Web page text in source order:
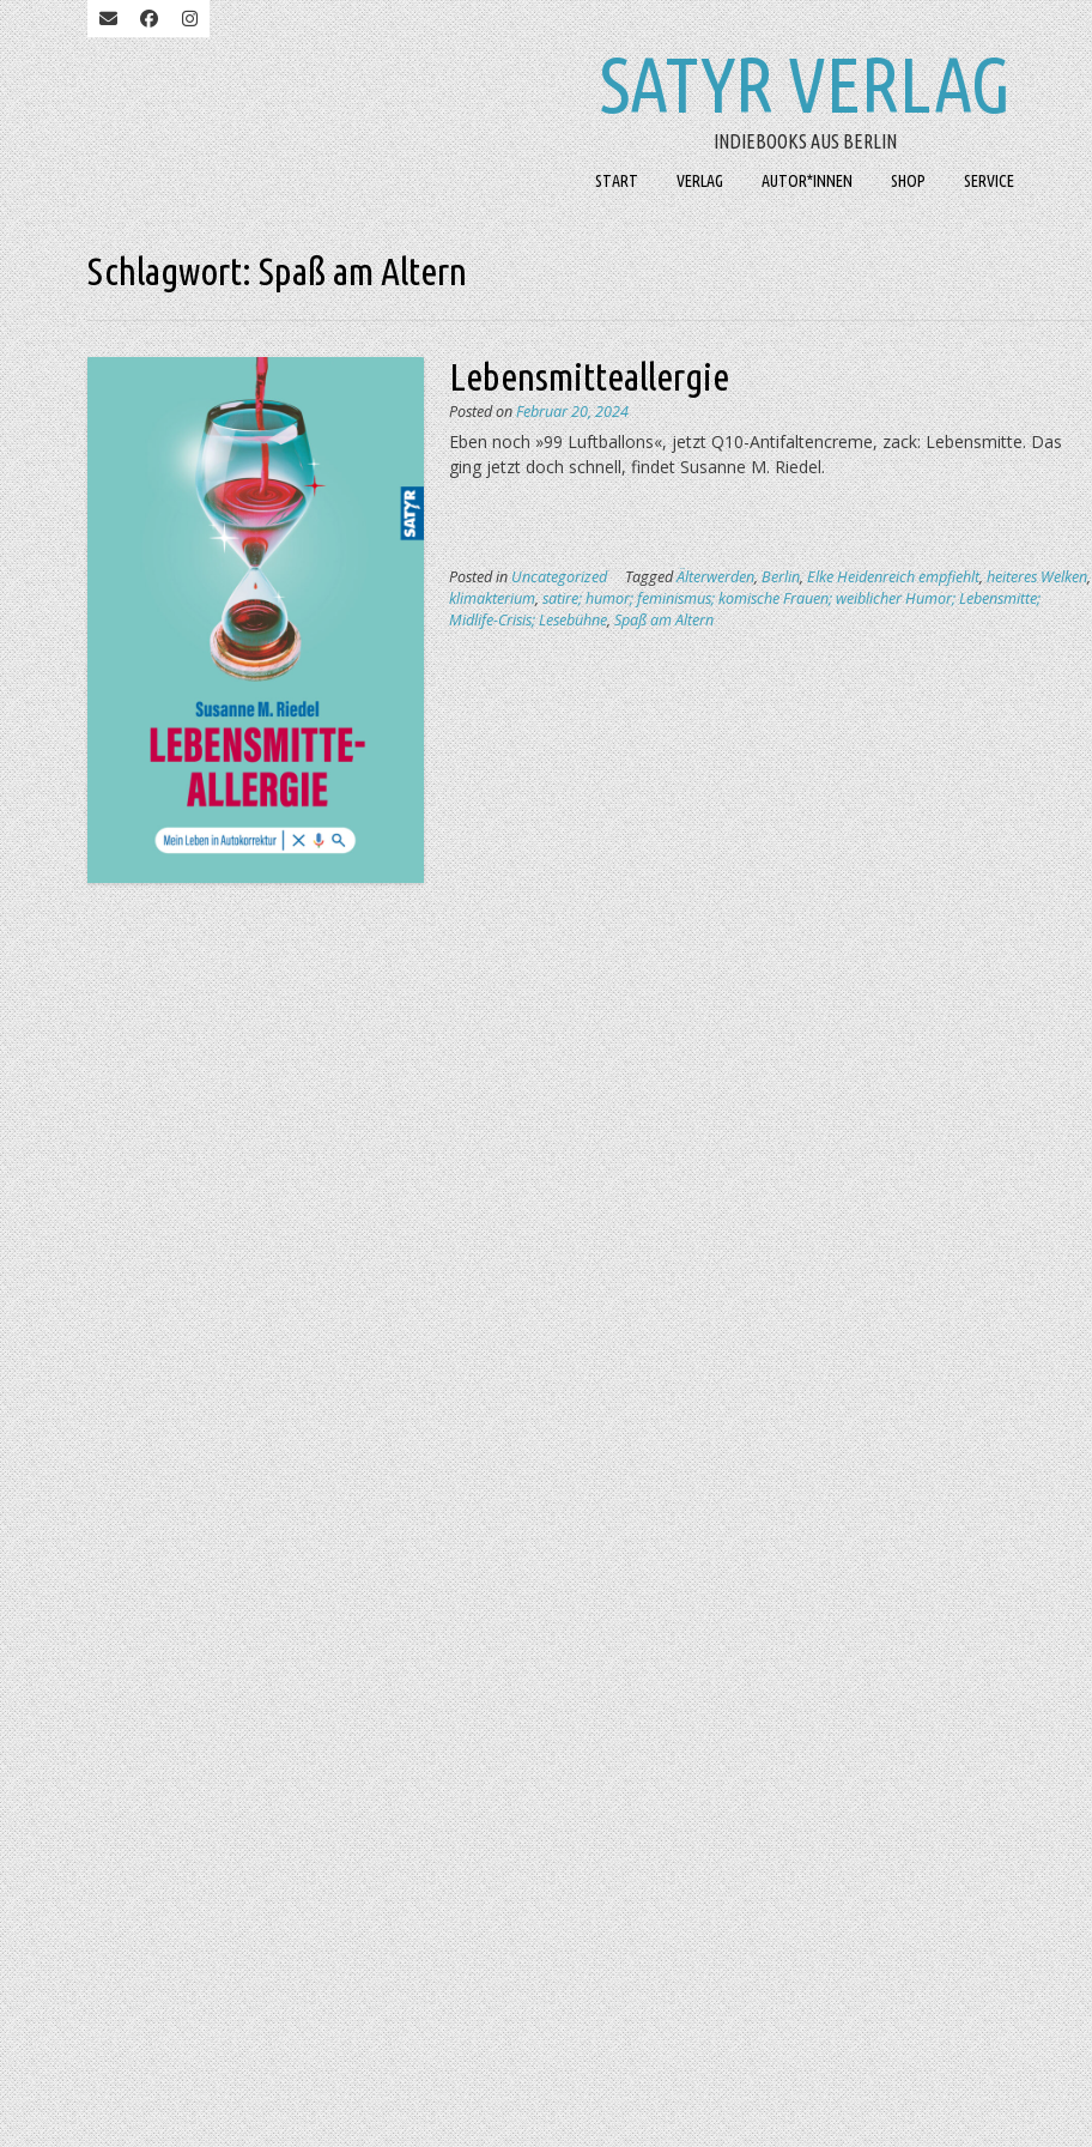
SATYR VERLAG
INDIEBOOKS AUS BERLIN
START VERLAG AUTOR*INNEN SHOP SERVICE
Schlagwort:Spaß am Altern
Lebensmitteallergie
Posted onFebruar 20, 2024
Eben noch »99 Luftballons«, jetzt Q10-Antifaltencreme, zack: Lebensmitte. Das
ging jetzt doch schnell, findet Susanne M. Riedel.
Posted inUncategorized TaggedÄlterwerden,Berlin,Elke Heidenreich empfiehlt,heiteres Welken,
klimakterium,satire; humor; feminismus; komische Frauen; weiblicher Humor; Lebensmitte;
Midlife-Crisis; Lesebühne,Spaß am Altern